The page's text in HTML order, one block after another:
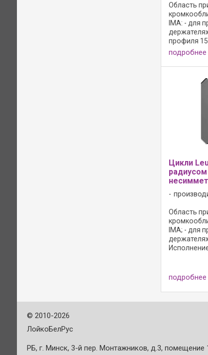
Область
IMA: - для
профиля
режущая
против
волосяных
материал:
древесно-
подробнее
Цикли
Область
IMA; - для
HW; - HL
древесно-
твёрдой ...
подробнее
© 2010-2026
ЛойкоБелРус
РБ, г. Минск, 3-й пер. Монтажников, д.3, помещение